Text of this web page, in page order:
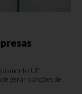
UE
gerar sanções de